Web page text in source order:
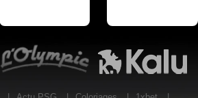
EA Sports